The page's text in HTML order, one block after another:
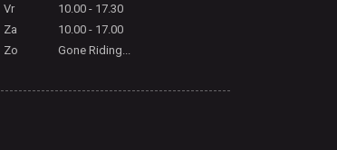
Vr
10.00 - 17.30
Za
10.00 - 17.00
Zo
Gone Riding...